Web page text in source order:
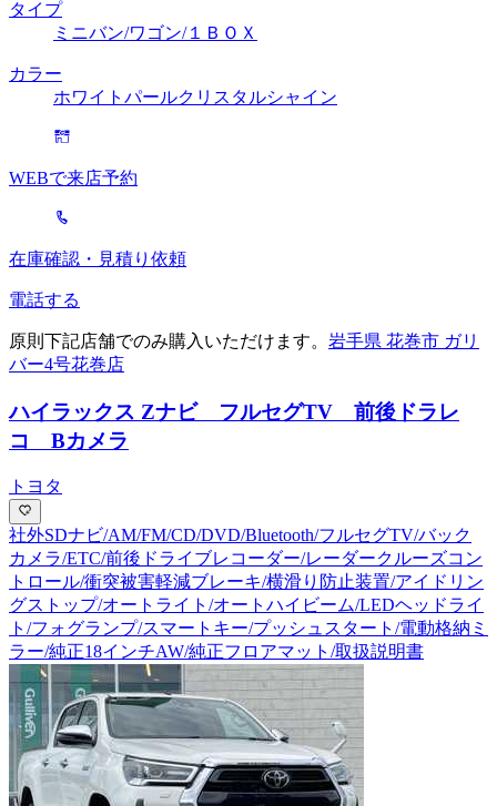
タイプ
ミニバン/ワゴン/１ＢＯＸ
カラー
ホワイトパールクリスタルシャイン
WEBで来店予約
在庫確認・見積り依頼
電話する
原則下記店舗でのみ購入いただけます。 岩手県 花巻市 ガリ
バー4号花巻店
ハイラックス Zナビ フルセグTV 前後ドラレ
コ Bカメラ
トヨタ
社外SDナビ/AM/FM/CD/DVD/Bluetooth/フルセグTV/バック
カメラ/ETC/前後ドライブレコーダー/レーダークルーズコン
トロール/衝突被害軽減ブレーキ/横滑り防止装置/アイドリン
グストップ/オートライト/オートハイビーム/LEDヘッドライ
ト/フォグランプ/スマートキー/プッシュスタート/電動格納ミ
ラー/純正18インチAW/純正フロアマット/取扱説明書